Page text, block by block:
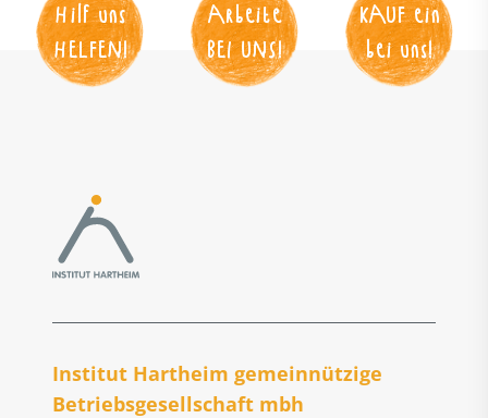
Hilf uns
HELFEN!
Arbeite
BEI UNS!
KAUF ein
bei uns!
Institut Hartheim gemeinnützige
Betriebs­gesellschaft mbh